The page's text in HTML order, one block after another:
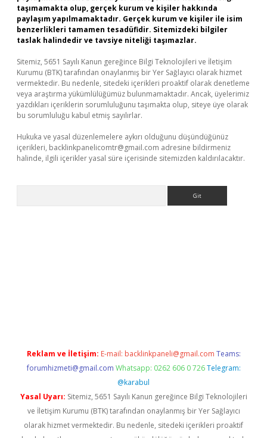
taşımamakta olup, gerçek kurum ve kişiler hakkında
paylaşım yapılmamaktadır. Gerçek kurum ve kişiler ile isim
benzerlikleri tamamen tesadüfidir. Sitemizdeki bilgiler
taslak halindedir ve tavsiye niteliği taşımazlar.
Sitemiz, 5651 Sayılı Kanun gereğince Bilgi Teknolojileri ve İletişim
Kurumu (BTK) tarafından onaylanmış bir Yer Sağlayıcı olarak hizmet
vermektedir. Bu nedenle, sitedeki içerikleri proaktif olarak denetleme
veya araştırma yükümlülüğümüz bulunmamaktadır. Ancak, üyelerimiz
yazdıkları içeriklerin sorumluluğunu taşımakta olup, siteye üye olarak
bu sorumluluğu kabul etmiş sayılırlar.
Hukuka ve yasal düzenlemelere aykırı olduğunu düşündüğünüz
içerikleri, backlinkpanelicomtr@gmail.com adresine bildirmeniz
halinde, ilgili içerikler yasal süre içerisinde sitemizden kaldırılacaktır.
Reklam ve İletişim: E-mail: backlinkpaneli@gmail.com Teams:
forumhizmeti@gmail.com Whatsapp: 0262 606 0 726 Telegram:
@karabul
Yasal Uyarı: Sitemiz, 5651 Sayılı Kanun gereğince Bilgi Teknolojileri
ve İletişim Kurumu (BTK) tarafından onaylanmış bir Yer Sağlayıcı
olarak hizmet vermektedir. Bu nedenle, sitedeki içerikleri proaktif